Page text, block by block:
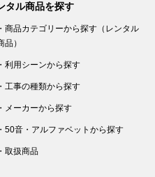
タル商品を探す
・商品カテゴリーから探す（レンタル
品）
・利用シーンから探す
・工事の種類から探す
・メーカーから探す
・50音・アルファベットから探す
・取扱商品